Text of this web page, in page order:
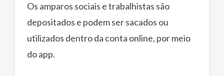
Os amparos sociais e trabalhistas são
depositados e podem ser sacados ou
utilizados dentro da conta online, por meio
do app.